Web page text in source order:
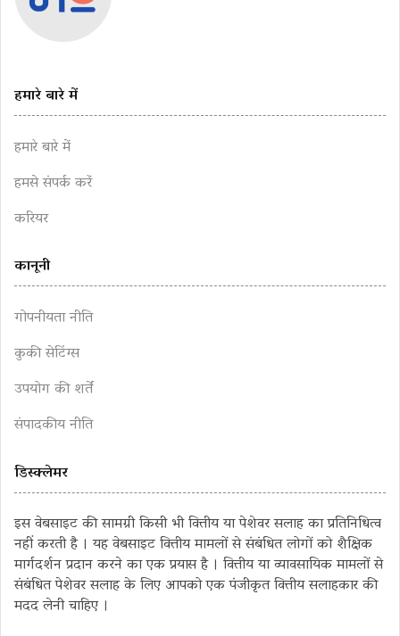
हमारे बारे में
हमारे बारे में
हमसे संपर्क करें
करियर
कानूनी
गोपनीयता नीति
कुकी सेटिंग्स
उपयोग की शर्तें
संपादकीय नीति
डिस्क्लेमर
इस वेबसाइट की सामग्री किसी भी वित्तीय या पेशेवर सलाह का प्रतिनिधित्व
नहीं करती है । यह वेबसाइट वित्तीय मामलों से संबंधित लोगों को शैक्षिक
मार्गदर्शन प्रदान करने का एक प्रयास है । वित्तीय या व्यावसायिक मामलों से
संबंधित पेशेवर सलाह के लिए आपको एक पंजीकृत वित्तीय सलाहकार की
मदद लेनी चाहिए ।